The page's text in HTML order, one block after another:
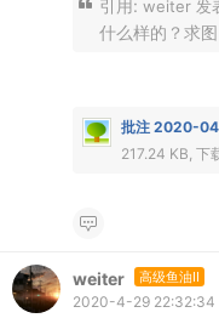
引用: weiter 发
什么样的？求图
批注 2020-
217.24 KB, 下
weiter 高级鱼油II
2020-4-29 22:32:34